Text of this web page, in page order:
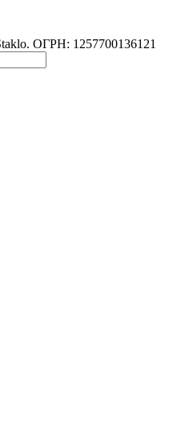
ОГРН: 1257700136121